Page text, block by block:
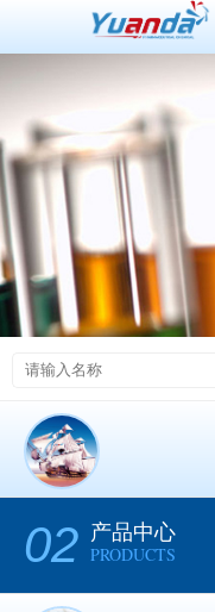
02 产品中心
PRODUCTS